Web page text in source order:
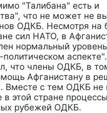
"Талибана" есть и
что не может не
ОДКБ. Несмотря на
сил НАТО, в
нормальный
аспекте".
что члены ОДКБ, в
Афганистану в
Вместе с тем ОДКБ
этой стране
рубежей ОДКБ.